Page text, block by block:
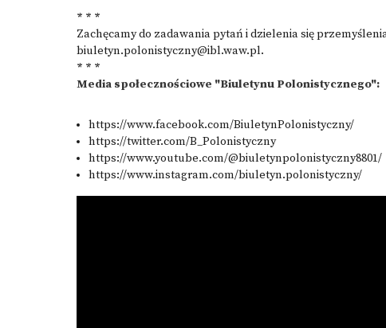
* * *
Zachęcamy do zadawania pytań i dzielenia się
biuletyn.polonistyczny@ibl.waw.pl.
* * *
Media społecznościowe "Biuletynu Polonistycznego":
https://www.facebook.com/BiuletynPolonistyczny/
https://twitter.com/B_Polonistyczny
https://www.youtube.com/@biuletynpolonistyczny8801/
https://www.instagram.com/biuletyn.polonistyczny/